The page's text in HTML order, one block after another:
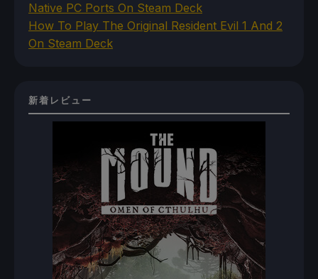
Native PC Ports On Steam Deck
How To Play The Original Resident Evil 1 And 2
On Steam Deck
新着レビュー